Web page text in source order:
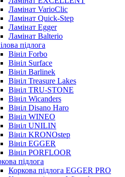
Ламінат VarioClic
Ламінат Quick-Step
Ламінат Egger
Ламінат Balterio
підлога
Вініл Forbo
Вініл Surface
Вініл Barlinek
Вініл Treasure Lakes
Вініл TRU-STONE
Вініл Wicanders
Вініл Disano Haro
Вініл WINEO
Вініл UNILIN
Вініл KRONOstep
Вініл EGGER
Вініл PORFLOOR
підлога
Коркова підлога EGGER PRO